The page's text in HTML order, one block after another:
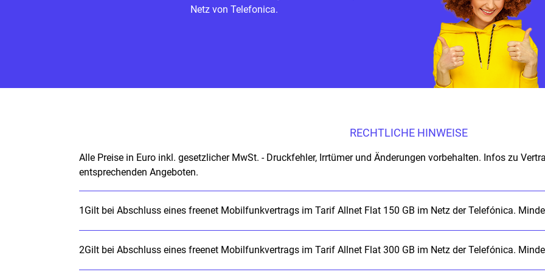
Netz von Telefonica.
RECHTLICHE HINWEISE
Alle Preise in Euro inkl. gesetzlicher MwSt. - Druckfehler, Irrtümer und Änderungen vorbehalten. Infos zu
entsprechenden Angeboten.
1
2